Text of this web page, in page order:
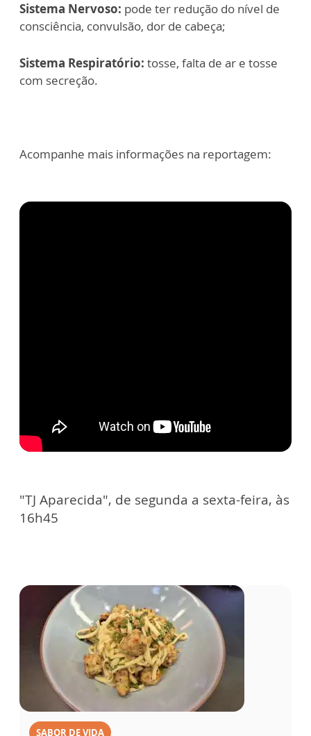
Sistema Nervoso: pode ter redução do nível de
consciência, convulsão, dor de cabeça;
Sistema Respiratório: tosse, falta de ar e tosse
com secreção.
Acompanhe mais informações na reportagem:
"TJ Aparecida", de segunda a sexta-feira, às
16h45
SABOR DE VIDA